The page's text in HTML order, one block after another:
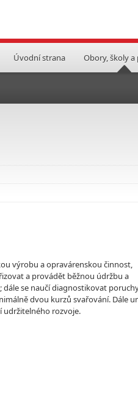
Úvodní strana Obory, školy a
výrobu a opravárenskou činnost,
a provádět běžnou údržbu a
se naučí diagnostikovat
dvou kurzů svařování. Dále
udržitelného rozvoje.